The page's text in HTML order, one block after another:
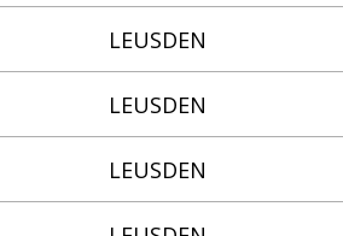
LEUSDEN
LEUSDEN
LEUSDEN